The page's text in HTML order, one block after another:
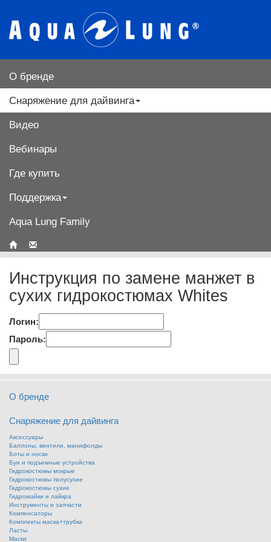
О бренде
Снаряжение для дайвинга
Видео
Вебинары
Где купить
Поддержка
Aqua Lung Family
Инструкция по замене манжет в
сухих гидрокостюмах Whites
Логин:
Пароль:
О бренде
Снаряжение для дайвинга
Аксессуары
Баллоны, вентили, манифолды
Боты и носки
Буи и подъемные устройства
Гидрокостюмы мокрые
Гидрокостюмы полусухие
Гидрокостюмы сухие
Гидромайки и лайкра
Инструменты и запчасти
Компенсаторы
Комплекты маска+трубка
Ласты
Маски